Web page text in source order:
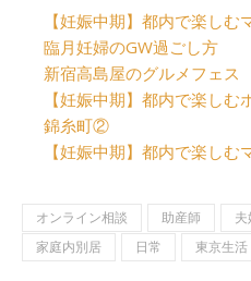
【妊娠中期】都内で楽し
臨月妊婦のGW過ごし方
新宿高島屋のグルメフェス
【妊娠中期】都内で楽し
錦糸町②
【妊娠中期】都内で楽し
オンライン相談 助産師
家庭内別居
日常 東京生活